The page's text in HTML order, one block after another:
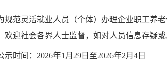
规范灵活就业人员（个体）办理企业职工养
欢迎社会各界人士监督，如对人员信息存疑
示时间：2026年1 月 29日至2026年2月 4日